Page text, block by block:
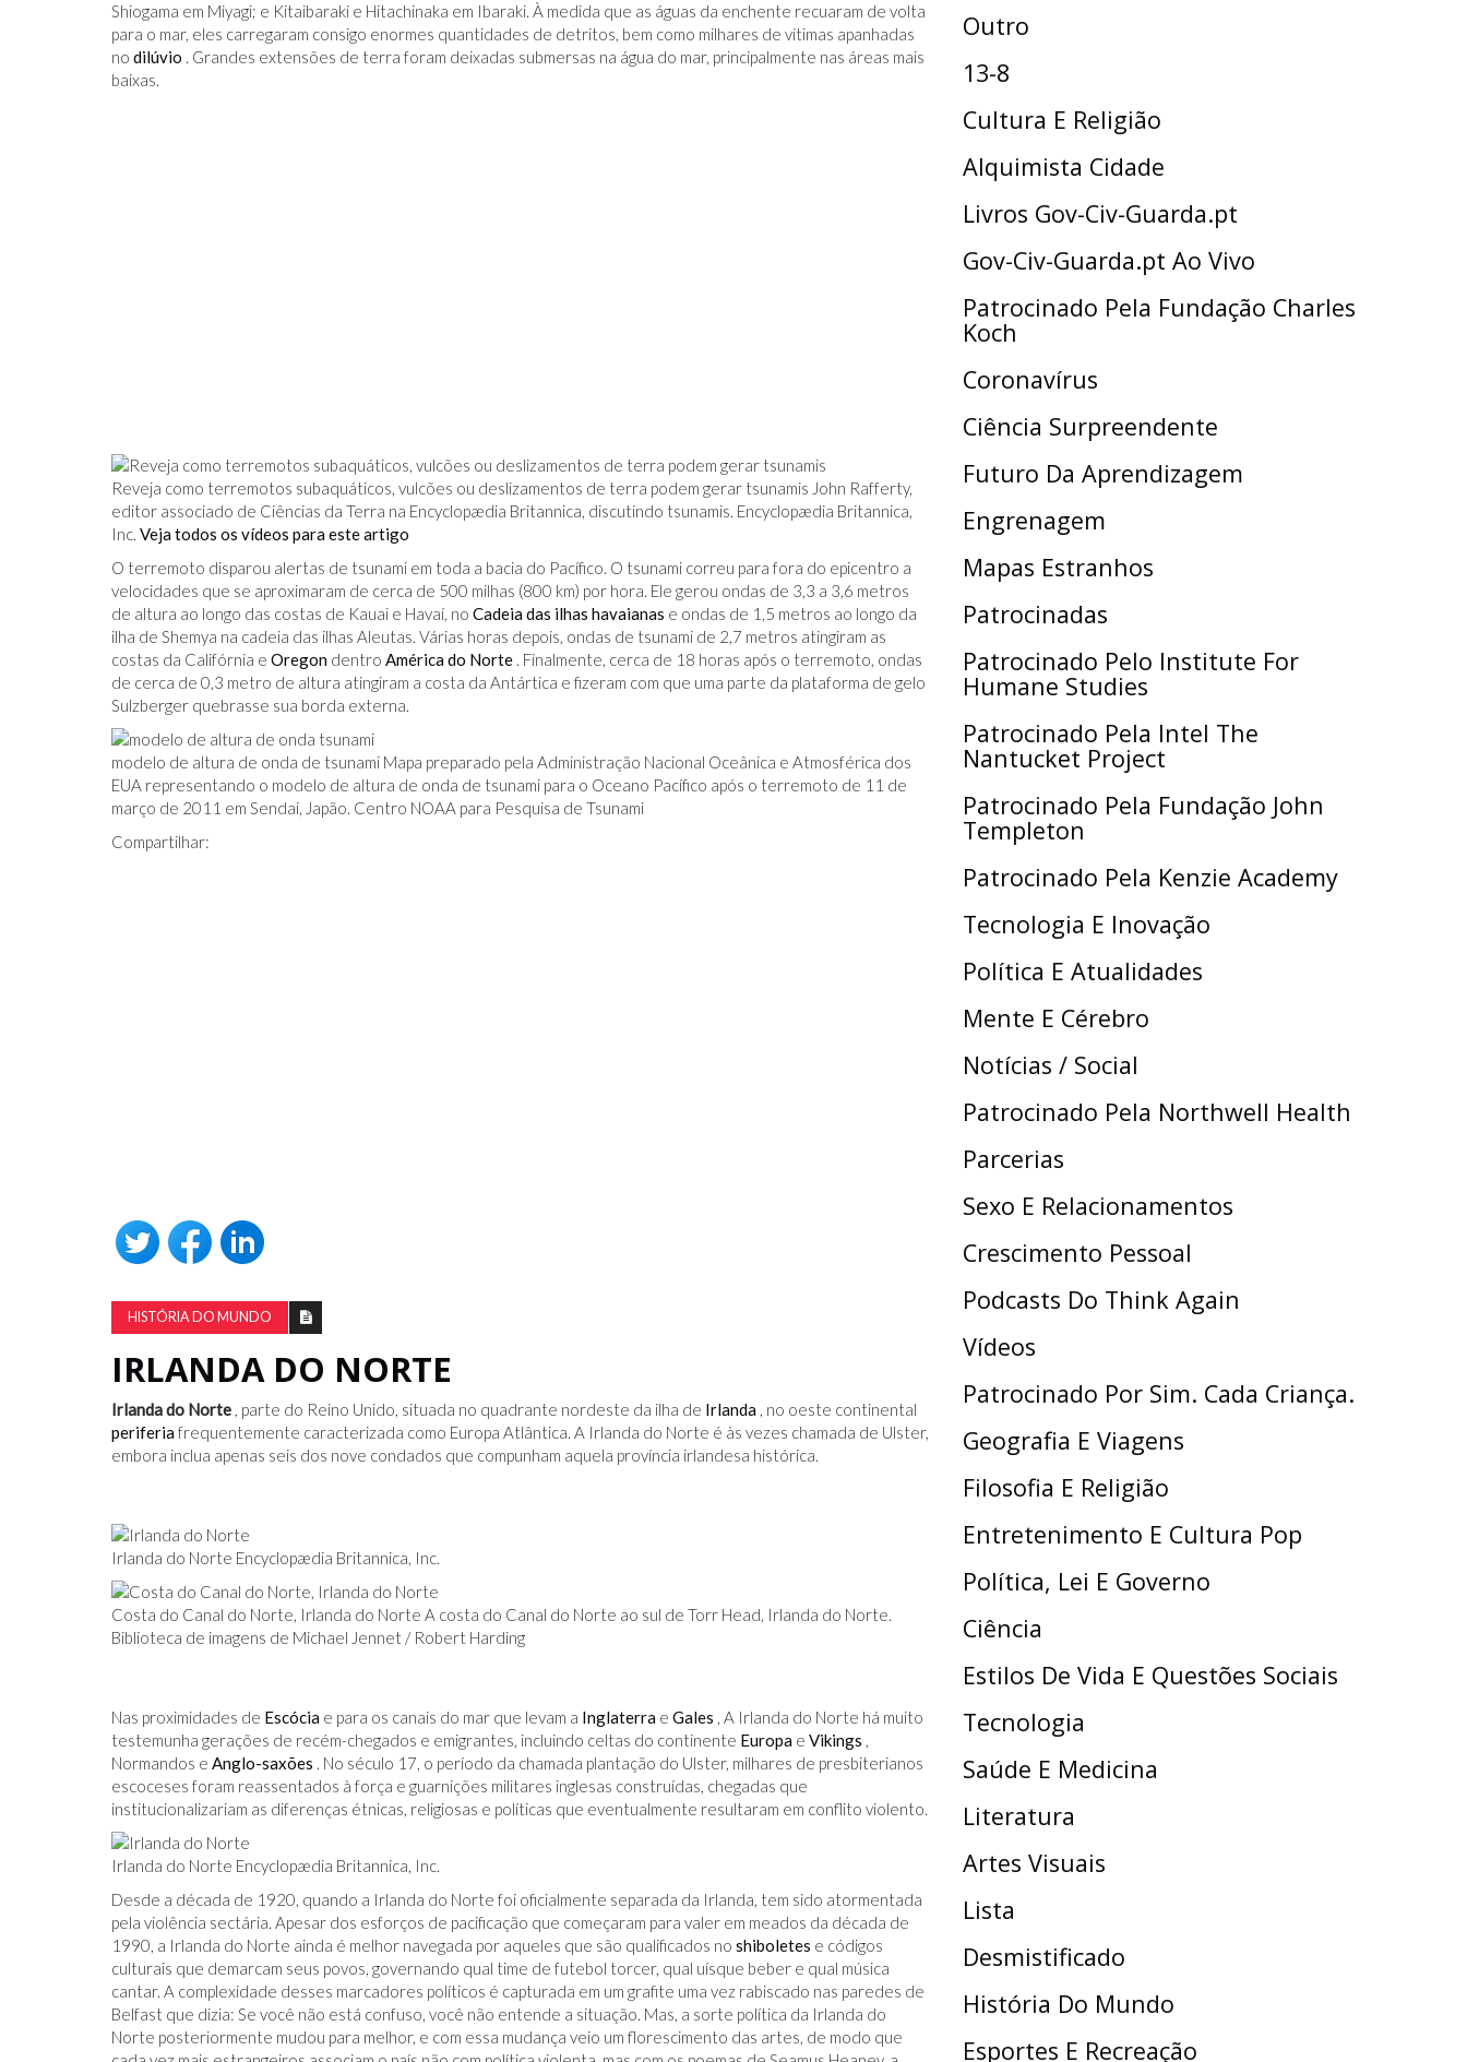
Shiogama em Miyagi; e Kitaibaraki e Hitachinaka em Ibaraki. À medida que as águas da enchente recuaram de volta
para o mar, eles carregaram consigo enormes quantidades de detritos, bem como milhares de vítimas apanhadas
no dilúvio . Grandes extensões de terra foram deixadas submersas na água do mar, principalmente nas áreas mais
baixas.
Reveja como terremotos subaquáticos, vulcões ou deslizamentos de terra podem gerar tsunamis John Rafferty,
editor associado de Ciências da Terra na Encyclopædia Britannica, discutindo tsunamis. Encyclopædia Britannica,
Inc. Veja todos os vídeos para este artigo
O terremoto disparou alertas de tsunami em toda a bacia do Pacífico. O tsunami correu para fora do epicentro a
velocidades que se aproximaram de cerca de 500 milhas (800 km) por hora. Ele gerou ondas de 3,3 a 3,6 metros
de altura ao longo das costas de Kauai e Havaí, no Cadeia das ilhas havaianas e ondas de 1,5 metros ao longo da
ilha de Shemya na cadeia das ilhas Aleutas. Várias horas depois, ondas de tsunami de 2,7 metros atingiram as
costas da Califórnia e Oregon dentro América do Norte . Finalmente, cerca de 18 horas após o terremoto, ondas
de cerca de 0,3 metro de altura atingiram a costa da Antártica e fizeram com que uma parte da plataforma de gelo
Sulzberger quebrasse sua borda externa.
modelo de altura de onda de tsunami Mapa preparado pela Administração Nacional Oceânica e Atmosférica dos
EUA representando o modelo de altura de onda de tsunami para o Oceano Pacífico após o terremoto de 11 de
março de 2011 em Sendai, Japão. Centro NOAA para Pesquisa de Tsunami
Compartilhar:
HISTÓRIA DO MUNDO
IRLANDA DO NORTE
Irlanda do Norte , parte do Reino Unido, situada no quadrante nordeste da ilha de Irlanda , no oeste continental
periferiafrequentemente caracterizada como Europa Atlântica. A Irlanda do Norte é às vezes chamada de Ulster,
embora inclua apenas seis dos nove condados que compunham aquela província irlandesa histórica.
Irlanda do Norte Encyclopædia Britannica, Inc.
Costa do Canal do Norte, Irlanda do Norte A costa do Canal do Norte ao sul de Torr Head, Irlanda do Norte.
Biblioteca de imagens de Michael Jennet / Robert Harding
Nas proximidades de Escócia e para os canais do mar que levam a Inglaterra e Gales , A Irlanda do Norte há muito
testemunha gerações de recém-chegados e emigrantes, incluindo celtas do continente Europa e Vikings ,
Normandos e Anglo-saxões . No século 17, o período da chamada plantação do Ulster, milhares de presbiterianos
escoceses foram reassentados à força e guarnições militares inglesas construídas, chegadas que
institucionalizariam as diferenças étnicas, religiosas e políticas que eventualmente resultaram em conflito violento.
Irlanda do Norte Encyclopædia Britannica, Inc.
Desde a década de 1920, quando a Irlanda do Norte foi oficialmente separada da Irlanda, tem sido atormentada
pela violência sectária. Apesar dos esforços de pacificação que começaram para valer em meados da década de
1990, a Irlanda do Norte ainda é melhor navegada por aqueles que são qualificados no shiboletes e códigos
culturais que demarcam seus povos, governando qual time de futebol torcer, qual uísque beber e qual música
cantar. A complexidade desses marcadores políticos é capturada em um grafite uma vez rabiscado nas paredes de
Belfast que dizia: Se você não está confuso, você não entende a situação. Mas, a sorte política da Irlanda do
Norte posteriormente mudou para melhor, e com essa mudança veio um florescimento das artes, de modo que
Outro
13-8
Cultura E Religião
Alquimista Cidade
Livros Gov-Civ-Guarda.pt
Gov-Civ-Guarda.pt Ao Vivo
Patrocinado Pela Fundação Charles
Koch
Coronavírus
Ciência Surpreendente
Futuro Da Aprendizagem
Engrenagem
Mapas Estranhos
Patrocinadas
Patrocinado Pelo Institute For
Humane Studies
Patrocinado Pela Intel The
Nantucket Project
Patrocinado Pela Fundação John
Templeton
Patrocinado Pela Kenzie Academy
Tecnologia E Inovação
Política E Atualidades
Mente E Cérebro
Notícias / Social
Patrocinado Pela Northwell Health
Parcerias
Sexo E Relacionamentos
Crescimento Pessoal
Podcasts Do Think Again
Vídeos
Patrocinado Por Sim. Cada Criança.
Geografia E Viagens
Filosofia E Religião
Entretenimento E Cultura Pop
Política, Lei E Governo
Ciência
Estilos De Vida E Questões Sociais
Tecnologia
Saúde E Medicina
Literatura
Artes Visuais
Lista
Desmistificado
História Do Mundo
Esportes E Recreação